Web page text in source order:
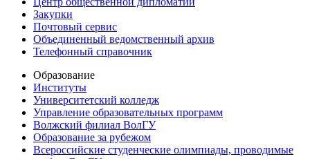
Закупки
Почтовый сервис
Объединенный ведомственный архив
Телефонный справочник
Образование
Институты
Университетский колледж
Управление образовательных программ
Волжский филиал ВолГУ
Образование за рубежом
Всероссийские студенческие олимпиады, проводимые